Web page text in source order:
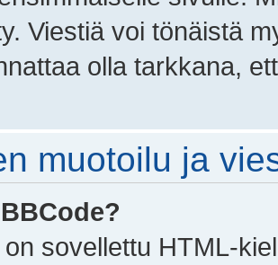
Viestiä voi tönäistä
olla tarkkana,
muotoilu ja
sovellettu HTML-